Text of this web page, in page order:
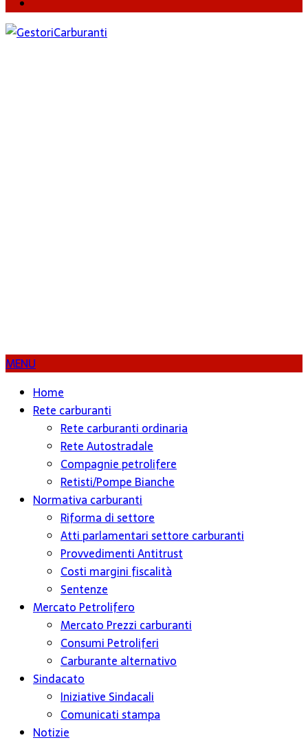
MENU
Home
Rete carburanti
Rete carburanti ordinaria
Rete Autostradale
Compagnie petrolifere
Retisti/Pompe Bianche
Normativa carburanti
Riforma di settore
Atti parlamentari settore carburanti
Provvedimenti Antitrust
Costi margini fiscalità
Sentenze
Mercato Petrolifero
Mercato Prezzi carburanti
Consumi Petroliferi
Carburante alternativo
Sindacato
Iniziative Sindacali
Comunicati stampa
Notizie